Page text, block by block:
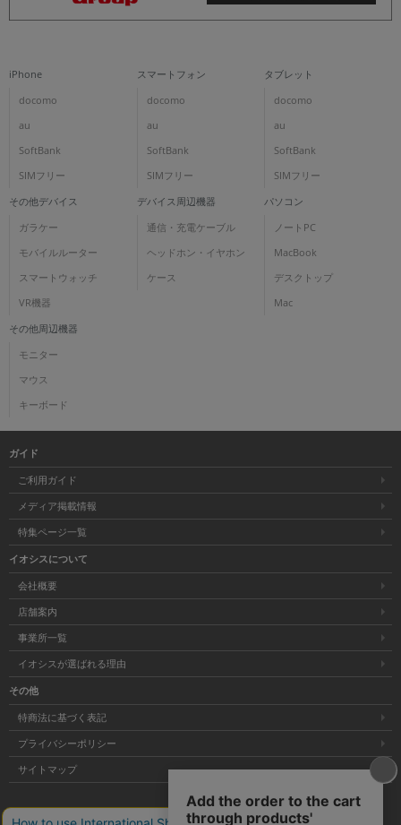
iPhone
docomo
au
SoftBank
SIMフリー
スマートフォン
docomo
au
SoftBank
SIMフリー
タブレット
docomo
au
SoftBank
SIMフリー
その他デバイス
ガラケー
モバイルルーター
スマートウォッチ
VR機器
デバイス周辺機器
通信・充電ケーブル
ヘッドホン・イヤホン
ケース
パソコン
ノートPC
MacBook
デスクトップ
Mac
その他周辺機器
モニター
マウス
キーボード
ガイド
ご利用ガイド
メディア掲載情報
特集ページ一覧
イオシスについて
会社概要
店舗案内
事業所一覧
イオシスが選ばれる理由
その他
特商法に基づく表記
プライバシーポリシー
サイトマップ